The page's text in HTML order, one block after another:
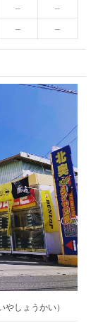
–
–
– –
しょうかい）